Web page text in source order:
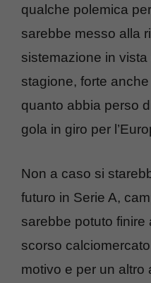
qualche polemica
sarebbe messo alla
sistemazione in
stagione, forte
quanto abbia perso
gola in giro per
Non a caso si
futuro in Serie A,
sarebbe potuto finire
scorso
motivo e per un altro